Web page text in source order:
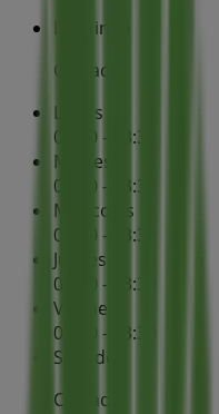
Domingo
Cerrado
Lunes
09:00 - 13:30
Martes
09:00 - 13:30
Miércoles
09:00 - 13:30
Jueves
09:00 - 13:30
Viernes
09:00 - 13:30
Sábado
Cerrado